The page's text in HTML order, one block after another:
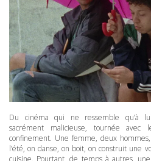
Du cinéma qui ne ressemble qu’à
sacrément malicieuse, tournée
confinement. Une femme, deux
l’été, on danse, on boit, on construit une
cuisine. Pourtant, de temps à autres,